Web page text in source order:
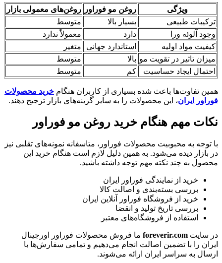
ویژگی روغن مو فوراور
روغن‌های معمولی بازار
ترکیبات طبیعی
بسیار بالا
متوسط
وجود آلوئه ورا
دارد
معمولاً ندارد
کیفیت مواد اولیه
استاندارد جهانی
متغیر
میزان تاثیر در تقویت مو بالا
متوسط
احتمال ایجاد حساسیت
کم متوسط
همین تفاوت‌ها باعث شده بسیاری از کاربران هنگام خرید محصولات
فوراور ایران، این محصولات را به سایر گزینه‌های بازار ترجیح دهند.
نکات مهم هنگام خرید روغن مو فوراور
با توجه به محبوبیت محصولات فوراور، متاسفانه نمونه‌های تقلبی نیز
در بازار دیده می‌شود. به همین دلیل لازم است هنگام خرید این
محصول به چند نکته مهم توجه داشته باشید.
خرید از نمایندگی فوراور ایران
بررسی بسته‌بندی و اصالت کالا
خرید از فروشگاه فوراور آنلاین ایران
بررسی تاریخ تولید و انقضا
استفاده از فروشگاه‌های معتبر
در سایت foreverir.com ما فروش محصولات فوراور اورجینال
ایران را با تضمین اصالت انجام می‌دهیم و تمامی سفارش‌ها با
ارسال به سراسر ایران ارائه می‌شوند.